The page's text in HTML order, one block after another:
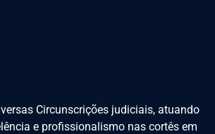
Circunscrições judiciais, atuando
e profissionalismo nas cortês em